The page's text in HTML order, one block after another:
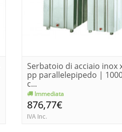
Serbatoio di acciaio inox
pp parallelepipedo |
c...
Immediata
876,77€
IVA Inc.